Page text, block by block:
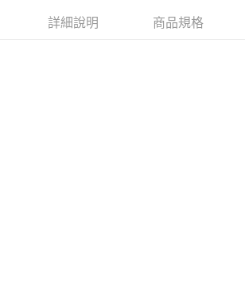
每筆NT$70，滿NT$499(含以上)免運費
詳細說明 商品規格